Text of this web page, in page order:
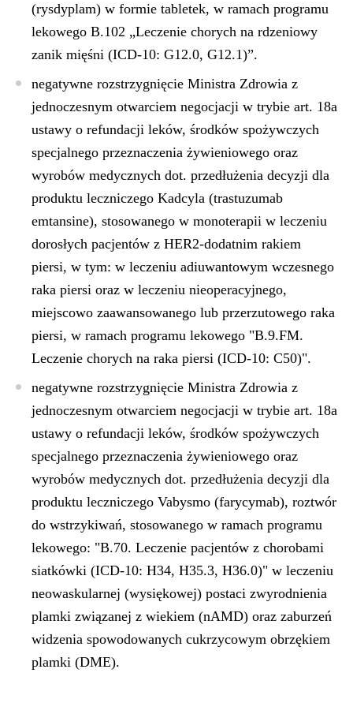
(rysdyplam) w formie tabletek, w ramach programu
lekowego B.102 „Leczenie chorych na rdzeniowy
zanik mięśni (ICD-10: G12.0, G12.1)”.
negatywne rozstrzygnięcie Ministra Zdrowia z
jednoczesnym otwarciem negocjacji w trybie art. 18a
ustawy o refundacji leków, środków spożywczych
specjalnego przeznaczenia żywieniowego oraz
wyrobów medycznych dot. przedłużenia decyzji dla
produktu leczniczego Kadcyla (trastuzumab
emtansine), stosowanego w monoterapii w leczeniu
dorosłych pacjentów z HER2-dodatnim rakiem
piersi, w tym: w leczeniu adiuwantowym wczesnego
raka piersi oraz w leczeniu nieoperacyjnego,
miejscowo zaawansowanego lub przerzutowego raka
piersi, w ramach programu lekowego "B.9.FM.
Leczenie chorych na raka piersi (ICD-10: C50)".
negatywne rozstrzygnięcie Ministra Zdrowia z
jednoczesnym otwarciem negocjacji w trybie art. 18a
ustawy o refundacji leków, środków spożywczych
specjalnego przeznaczenia żywieniowego oraz
wyrobów medycznych dot. przedłużenia decyzji dla
produktu leczniczego Vabysmo (farycymab), roztwór
do wstrzykiwań, stosowanego w ramach programu
lekowego: "B.70. Leczenie pacjentów z chorobami
siatkówki (ICD-10: H34, H35.3, H36.0)" w leczeniu
neowaskularnej (wysiękowej) postaci zwyrodnienia
plamki związanej z wiekiem (nAMD) oraz zaburzeń
widzenia spowodowanych cukrzycowym obrzękiem
plamki (DME).